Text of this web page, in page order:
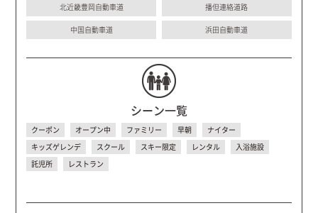
北近畿豊岡自動車道 播但連絡道路
中国自動車道 浜田自動車道
シーン一覧
クーポン オープン中 ファミリー 早朝
ナイター
キッズゲレンデ
スクール スキー限定 レンタル
入浴施設
託児所
レストラン